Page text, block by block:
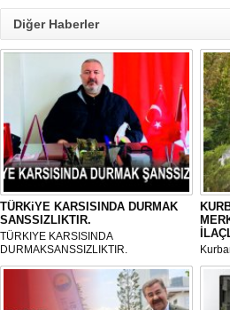
Diğer Haberler
TÜRKiYE KARSISINDA DURMAK
SANSSIZLIKTIR.
TÜRKIYE KARSISINDA
DURMAKSANSSIZLIKTIR.
ve
her